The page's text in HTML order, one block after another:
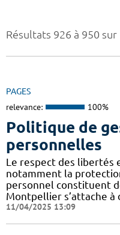
Résultats 926 à 950
PAGES
relevance: 100%
Politique de
personnelles
Le respect des
notamment la
personnel constituent
Montpellier s’attache à
11/04/2025 13:09